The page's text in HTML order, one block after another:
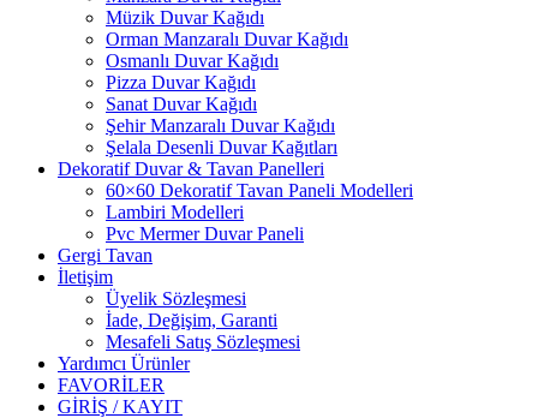
Müzik Duvar Kağıdı
Orman Manzaralı Duvar Kağıdı
Osmanlı Duvar Kağıdı
Pizza Duvar Kağıdı
Sanat Duvar Kağıdı
Şehir Manzaralı Duvar Kağıdı
Şelala Desenli Duvar Kağıtları
Dekoratif Duvar & Tavan Panelleri
60×60 Dekoratif Tavan Paneli Modelleri
Lambiri Modelleri
Pvc Mermer Duvar Paneli
Gergi Tavan
İletişim
Üyelik Sözleşmesi
İade, Değişim, Garanti
Mesafeli Satış Sözleşmesi
Yardımcı Ürünler
FAVORİLER
GİRİŞ / KAYIT